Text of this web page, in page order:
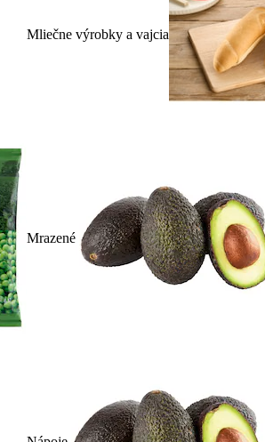
Mliečne výrobky a vajcia
Mrazené